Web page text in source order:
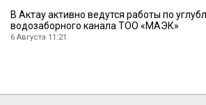
В Актау активно ведутся работы по
водозаборного канала ТОО «МАЭК»
6 Августа 11:21